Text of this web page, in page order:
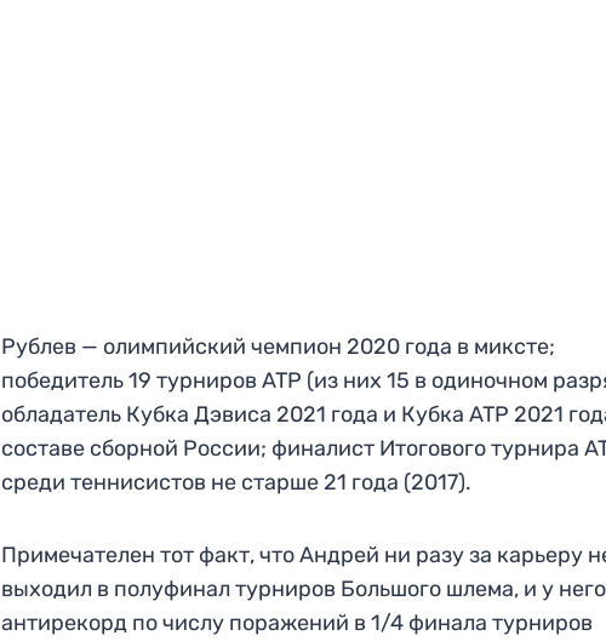
Рублев — олимпийский чемпион 2020 года в миксте;
победитель 19 турниров ATP (из них 15 в одиночном
обладатель Кубка Дэвиса 2021 года и Кубка ATP 2021
составе сборной России; финалист Итогового турнира
среди теннисистов не старше 21 года (2017).
Примечателен тот факт, что Андрей ни разу за карьеру
выходил в полуфинал турниров Большого шлема, и у него
антирекорд по числу поражений в 1/4 финала турниров